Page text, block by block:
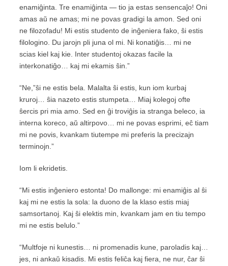
enamiĝinta. Tre enamiĝinta — tio ja estas sensencaĵo! Oni
amas aŭ ne amas; mi ne povas gradigi la amon. Sed oni
ne filozofadu! Mi estis studento de inĝeniera fako, ŝi estis
filologino. Du jarojn pli juna ol mi. Ni konatiĝis… mi ne
scias kiel kaj kie. Inter studentoj okazas facile la
interkonatiĝo… kaj mi ekamis ŝin.”
“Ne,”ŝi ne estis bela. Malalta ŝi estis, kun iom kurbaj
kruroj… ŝia nazeto estis stumpeta… Miaj kolegoj ofte
ŝercis pri mia amo. Sed en ĝi troviĝis ia stranga beleco, ia
interna koreco, aŭ altirpovo… mi ne povas esprimi, eĉ tiam
mi ne povis, kvankam tiutempe mi preferis la precizajn
terminojn.”
Iom li ekridetis.
“Mi estis inĝeniero estonta! Do mallonge: mi enamiĝis al ŝi
kaj mi ne estis la sola: la duono de la klaso estis miaj
samsortanoj. Kaj ŝi elektis min, kvankam jam en tiu tempo
mi ne estis belulo.”
“Multfoje ni kunestis… ni promenadis kune, paroladis kaj…
jes, ni ankaŭ kisadis. Mi estis feliĉa kaj fiera, ne nur, ĉar ŝi